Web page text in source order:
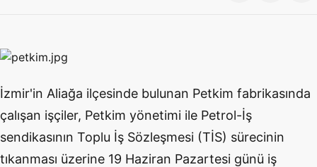
İzmir'in Aliağa ilçesinde bulunan Petkim fabrikasında
çalışan işçiler, Petkim yönetimi ile Petrol-İş
sendikasının Toplu İş Sözleşmesi (TİS) sürecinin
tıkanması üzerine 19 Haziran Pazartesi günü iş